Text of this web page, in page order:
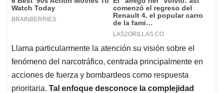
Llama particularmente la atención su visión sobre el
fenómeno del narcotráfico, centrada principalmente en
acciones de fuerza y bombardeos como respuesta
prioritaria. Tal enfoque desconoce la complejidad